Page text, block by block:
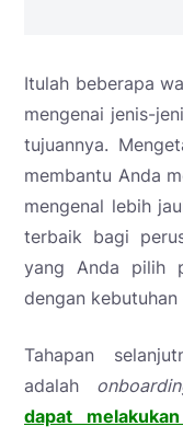
Itulah beberapa
mengenai jenis-
tujuannya.
membantu Anda
mengenal lebih
terbaik bagi
yang Anda pilih
dengan
Tahapan
adalah
dapat melakukan